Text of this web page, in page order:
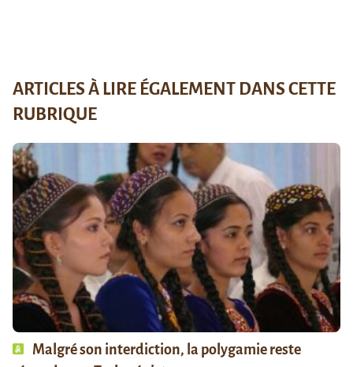
ARTICLES À LIRE ÉGALEMENT DANS CETTE
RUBRIQUE
Malgré son interdiction, la polygamie reste